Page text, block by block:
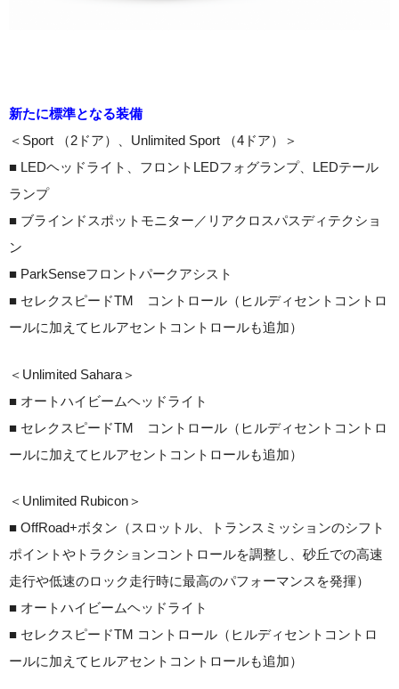
新たに標準となる装備
＜Sport （2ドア）、Unlimited Sport （4ドア）＞
■ LEDヘッドライト、フロントLEDフォグランプ、LEDテール
ランプ
■ ブラインドスポットモニター／リアクロスパスディテクショ
ン
■ ParkSenseフロントパークアシスト
■ セレクスピードTM コントロール（ヒルディセントコントロ
ールに加えてヒルアセントコントロールも追加）
＜Unlimited Sahara＞
■ オートハイビームヘッドライト
■ セレクスピードTM コントロール（ヒルディセントコントロ
ールに加えてヒルアセントコントロールも追加）
＜Unlimited Rubicon＞
■ OffRoad+ボタン（スロットル、トランスミッションのシフト
ポイントやトラクションコントロールを調整し、砂丘での高速
走行や低速のロック走行時に最高のパフォーマンスを発揮）
■ オートハイビームヘッドライト
■ セレクスピードTM コントロール（ヒルディセントコントロ
ールに加えてヒルアセントコントロールも追加）